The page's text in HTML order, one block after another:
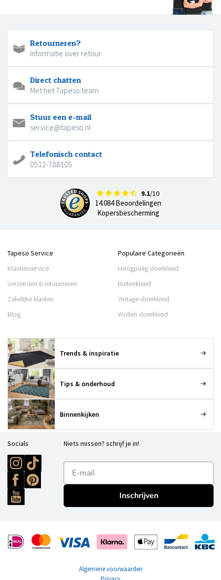
Retourneren?
Informatie over retour
Direct chatten
Met het Tapeso team
Stuur een e-mail
service@tapeso.nl
Telefonisch contact
0512-788105
9.1/10
14.084 Beoordelingen
Kopersbescherming
Tapeso Service
Klantenservice
Verzenden & retourneren
Zakelijke klanten
Blog
Populaire Categorieën
Hoogpolig vloerkleed
Buitenkleed
Vintage vloerkleed
Wollen vloerkleed
Trends & inspiratie
Tips & onderhoud
Binnenkijken
Socials Niets missen? schrijf je in!
E-mailadres
Inschrijven
Algemene voorwaarden